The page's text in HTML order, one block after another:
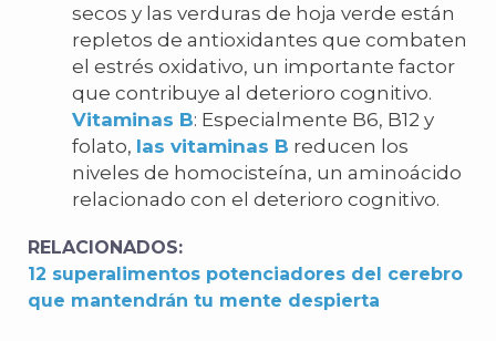
secos y las verduras de hoja verde están
repletos de antioxidantes que combaten
el estrés oxidativo, un importante factor
que contribuye al deterioro cognitivo.
Vitaminas B: Especialmente B6, B12 y
folato, las vitaminas B reducen los
niveles de homocisteína, un aminoácido
relacionado con el deterioro cognitivo.
RELACIONADOS:
12 superalimentos potenciadores del cerebro
que mantendrán tu mente despierta